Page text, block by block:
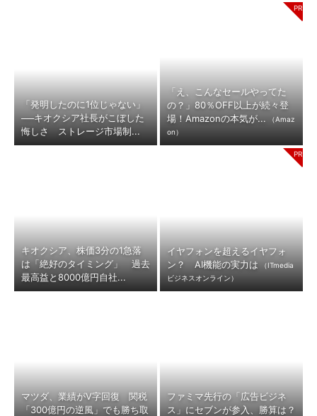
「発明したのに1位じゃない」
──キオクシア社長がこぼした
悔しさ ストレージ市場制...
「え、こんなセールやってた
の？」80％OFF以上が続々登
場！Amazonの本気が...
（Amaz
on）
キオクシア、株価3分の1急落
は「絶好のタイミング」 過去
最高益と8000億円自社...
イヤフォンを超えるイヤフォ
ン？ AI機能の実力は
（ITmedia
ビジネスオンライン）
マツダ、業績がV字回復 関税
「300億円の逆風」でも勝ち取
ファミマ先行の「広告ビジネ
ス」にセブンが参入、勝算は？